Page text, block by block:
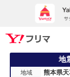
地
地域 熊本県